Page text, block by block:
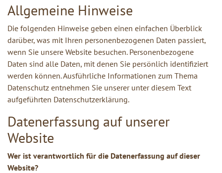
Allgemeine Hinweise
Die folgenden Hinweise geben einen einfachen Überblick
darüber, was mit Ihren personenbezogenen Daten passiert,
wenn Sie unsere Website besuchen. Personenbezogene
Daten sind alle Daten, mit denen Sie persönlich identifiziert
werden können. Ausführliche Informationen zum Thema
Datenschutz entnehmen Sie unserer unter diesem Text
aufgeführten Datenschutzerklärung.
Datenerfassung auf unserer
Website
Wer ist verantwortlich für die Datenerfassung auf dieser
Website?